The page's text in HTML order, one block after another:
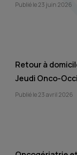
Publié le 23 juin 2026
Retour à
Jeudi Onco-
Publié le 23 avril 2026